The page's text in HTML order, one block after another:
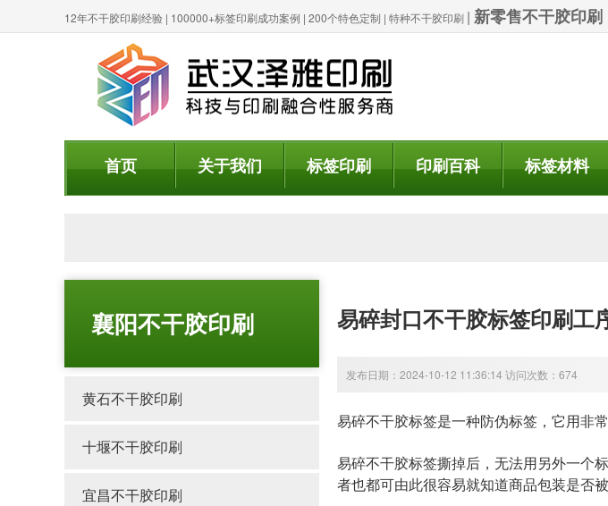
12年不干胶印刷经验 | 100000+标签印刷成功案例 | 200个特色定制 | 特种不干胶印刷 | 新零售不干胶印刷
首页 关于我们 标签印刷 印刷百科 标签材料
襄阳不干胶印刷
黄石不干胶印刷
十堰不干胶印刷
宜昌不干胶印刷
易碎封口不干胶标签印刷工
发布日期：2024-10-12 11:36:14 访问次数：674
易碎不干胶标签是一种防伪标签，它用非
易碎不干胶标签撕掉后，无法用另外一个
者也都可由此很容易就知道商品包装是否被